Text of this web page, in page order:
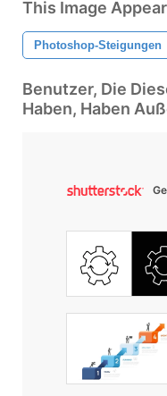
This Image
Photoshop-Steigungen
Benutzer, Die
Haben, Haben